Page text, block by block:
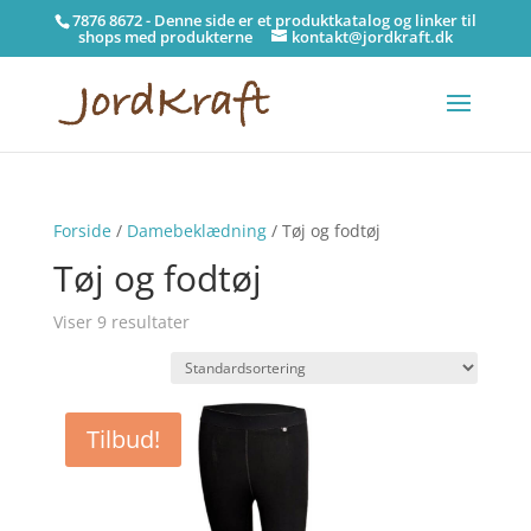
7876 8672 - Denne side er et produktkatalog og linker til
shops med produkterne kontakt@jordkraft.dk
Forside/ Damebeklædning/ Tøj og fodtøj
Tøj og fodtøj
Viser 9 resultater
Tilbud!